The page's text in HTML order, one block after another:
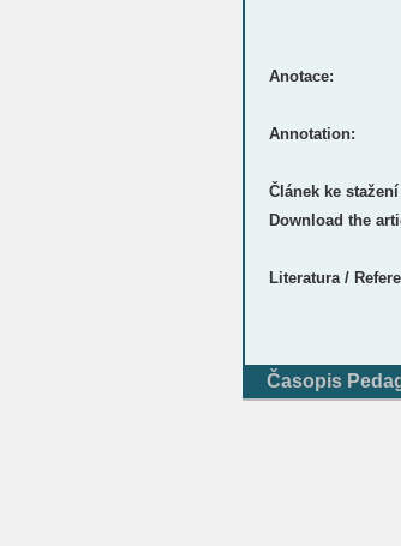
Anotace:
Annotation:
Článek ke
Download the
Literatura /
Časopis